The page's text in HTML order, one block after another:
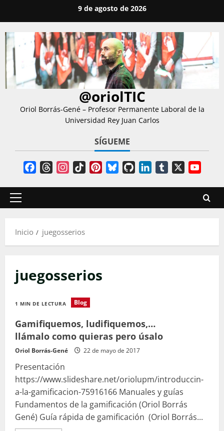
contenido
9 de agosto de 2026
@oriolTIC
Oriol Borrás-Gené – Profesor Permanente Laboral de la
Universidad Rey Juan Carlos
SÍGUEME
FacebookThreadsInstagram
TikTokPinterestBlueskyGitHubLinkedInTumblr
Menú
Inicio
juegosserios
juegosserios
1 MIN DE LECTURA Blog
Gamifiquemos, ludifiquemos,…
llámalo como quieras pero úsalo
Oriol Borrás-Gené 22 de mayo de 2017
Presentación
https://www.slideshare.net/oriolupm/introduccin-
a-la-gamificacion-75916166 Manuales y guías
Fundamentos de la gamificación (Oriol Borrás
Gené) Guía rápida de gamificación (Oriol Borrás...